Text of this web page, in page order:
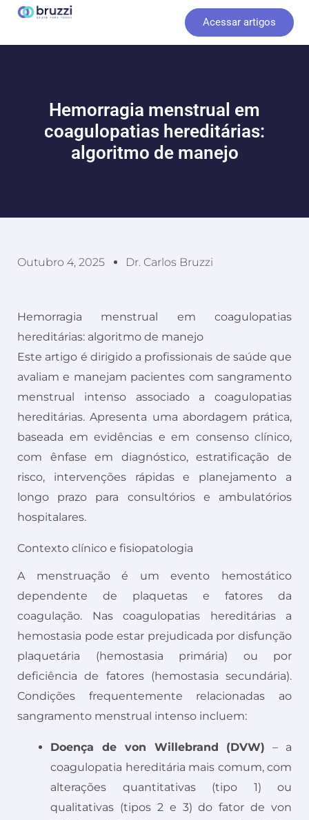
o
Acessar artigos
Hemorragia menstrual em
coagulopatias hereditárias:
algoritmo de manejo
Outubro 4, 2025 Dr. Carlos Bruzzi
Hemorragia menstrual em coagulopatias
hereditárias: algoritmo de manejo
Este artigo é dirigido a profissionais de saúde que
avaliam e manejam pacientes com sangramento
menstrual intenso associado a coagulopatias
hereditárias. Apresenta uma abordagem prática,
baseada em evidências e em consenso clínico,
com ênfase em diagnóstico, estratificação de
risco, intervenções rápidas e planejamento a
longo prazo para consultórios e ambulatórios
hospitalares.
Contexto clínico e fisiopatologia
A menstruação é um evento hemostático
dependente de plaquetas e fatores da
coagulação. Nas coagulopatias hereditárias a
hemostasia pode estar prejudicada por disfunção
plaquetária (hemostasia primária) ou por
deficiência de fatores (hemostasia secundária).
Condições frequentemente relacionadas ao
sangramento menstrual intenso incluem:
Doença de von Willebrand (DVW) – a
coagulopatia hereditária mais comum, com
alterações quantitativas (tipo 1) ou
qualitativas (tipos 2 e 3) do fator de von